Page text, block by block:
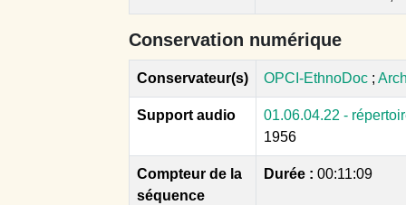
Conservation numérique
Conservateur(s) OPCI-EthnoDoc ;
Support audio
01.06.04.22 -
1956
Compteur de la
séquence
Durée : 00:11:09